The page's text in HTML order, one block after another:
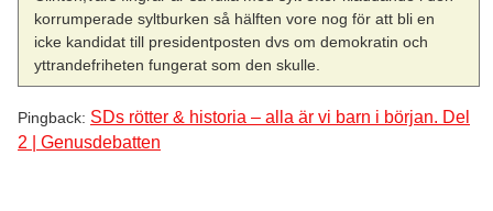
korrumperade syltburken så hälften vore nog för att bli en
icke kandidat till presidentposten dvs om demokratin och
yttrandefriheten fungerat som den skulle.
Pingback: SDs rötter & historia – alla är vi barn i början. Del
2 | Genusdebatten